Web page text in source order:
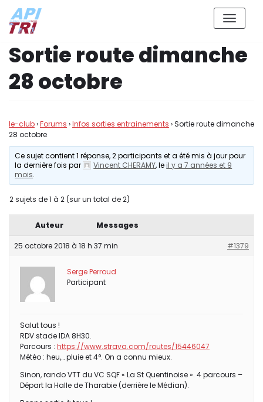
Aller
au
contenu
Sortie route dimanche
28 octobre
le-club›Forums ›Infos sorties entrainements ›Sortie route dimanche
28 octobre
Ce sujet contient 1 réponse, 2 participants et a été mis à jour pour
la dernière fois par
Vincent CHERAMY, leil y a 7 années et 9
mois.
2 sujets de 1 à 2 (sur un total de 2)
Auteur Messages
25 octobre 2018 à 18 h 37 min #1379
Serge Perroud
Participant
Salut tous !
RDV stade IDA 8H30.
Parcours : https://www.strava.com/routes/15446047
Météo : heu,… pluie et 4°. On a connu mieux.
Sinon, rando VTT du VC SQF « La St Quentinoise ». 4 parcours –
Départ la Halle de Tharabie (derrière le Médian).